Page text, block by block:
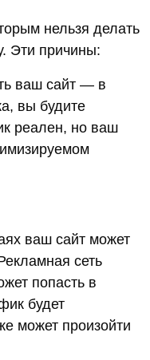
нельзя делать
Эти причины:
ваш сайт — в
вы будите
реален, но ваш
ваш сайт может
сеть
попасть в
будет
может произойти